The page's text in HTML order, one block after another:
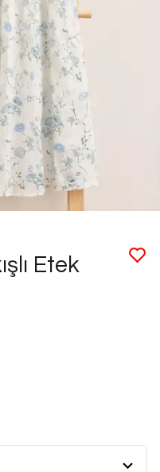
Etek